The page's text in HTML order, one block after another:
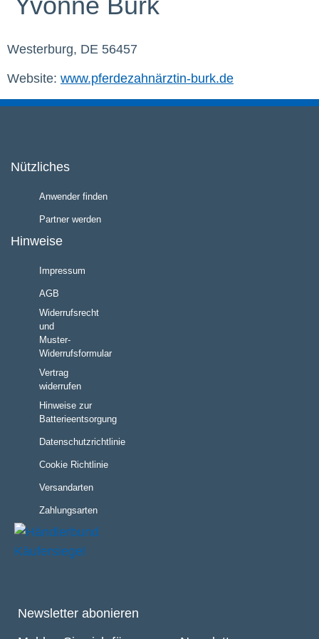
Westerburg, DE 56457
Website: www.pferdezahnärztin-burk.de
Nützliches
Anwender finden
Partner werden
Hinweise
Impressum
AGB
Widerrufsrecht
und
Muster-
Widerrufsformular
Vertrag
widerrufen
Hinweise zur
Batterieentsorgung
Datenschutzrichtlinie
Cookie Richtlinie
Versandarten
Zahlungsarten
Newsletter abonieren